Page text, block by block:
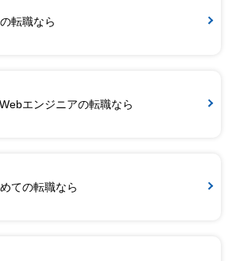
転職なら
エンジニアの転職なら
ての転職なら